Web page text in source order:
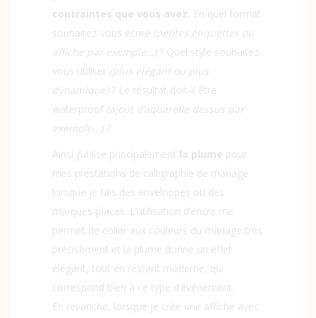
contraintes que vous avez. En quel format
souhaitez-vous écrire (petites étiquettes ou
affiche par exemple…)? Quel style souhaitez-
vous utiliser (plus élégant ou plus
dynamique)? Le résultat doit-il être
waterproof (ajout d’aquarelle dessus par
exemple…) ?
Ainsi j’utilise principalement la plume pour
mes prestations de calligraphie de mariage
lorsque je fais des enveloppes ou des
marques-places. L’utilisation d’encre me
permet de coller aux couleurs du mariage très
précisément et la plume donne un effet
élégant, tout en restant moderne, qui
correspond bien à ce type d’événement.
En revanche, lorsque je crée une affiche avec